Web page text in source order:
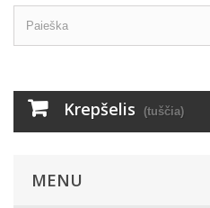
Krepšelis (tuščia)
MENU